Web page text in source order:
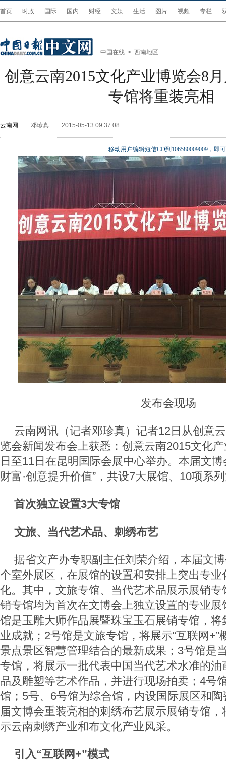
首页 时政 国际 国内 财经 文娱 生活 图片 视频 专栏
中国在线 > 西南地区
创意云南2015文化产业博览会8
专馆将重装亮相
云南网 邓珍真 2015-05-13 09:37:08
移动用户编辑短信CD到106580009009，即
发布会现场
云南网讯（记者邓珍真）记者12日从创意
览会新闻发布会上获悉：创意云南2015文化
日至11日在昆明国际会展中心举办。本届文
财富·创意提升价值”，共设7大展馆、10项系
首次独立设置3大专馆
文旅、当代艺术品、刺绣布艺
据省文产办专职副主任刘荣介绍，本届文
个室外展区，在展馆的设置和安排上突出专
化。其中，文旅专馆、当代艺术品展示展销
销专馆均为首次在文博会上独立设置的专业
馆是玉雕大师作品展暨珠宝玉石展销专馆，
业成就；2号馆是文旅专馆，将展示“互联网+”
景点景区智慧管理结合的最新成果；3号馆是
专馆，将展示一批代表中国当代艺术水准的
品及雕塑等艺术作品，并进行现场拍卖；4号
馆；5号、6号馆为综合馆，内设国际展区和
届文博会重装亮相的刺绣布艺展示展销专馆
示云南刺绣产业和布文化产业风采。
引入“互联网+”模式